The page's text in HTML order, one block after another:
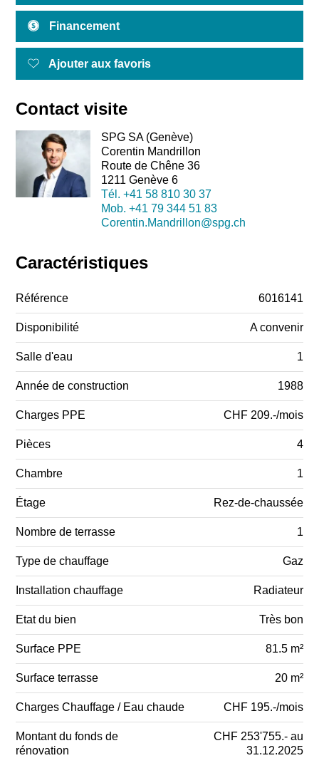
Financement
Ajouter aux favoris
Contact visite
SPG SA (Genève)
Corentin Mandrillon
Route de Chêne 36
1211 Genève 6
Tél. +41 58 810 30 37
Mob. +41 79 344 51 83
Corentin.Mandrillon@spg.ch
Caractéristiques
Référence 6016141
Disponibilité A convenir
Salle d'eau 1
Année de construction 1988
Charges PPE CHF 209.-/mois
Pièces 4
Chambre 1
Étage Rez-de-chaussée
Nombre de terrasse 1
Type de chauffage Gaz
Installation chauffage Radiateur
Etat du bien Très bon
Surface PPE 81.5 m²
Surface terrasse 20 m²
Charges Chauffage / Eau chaude CHF 195.-/mois
Montant du fonds de
rénovation
CHF 253'755.- au
31.12.2025